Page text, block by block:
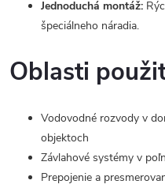
Jednoduchá montáž:
špeciálneho náradia.
Oblasti
Vodovodné rozvody v
objektoch
Závlahové systémy v
Prepojenie a